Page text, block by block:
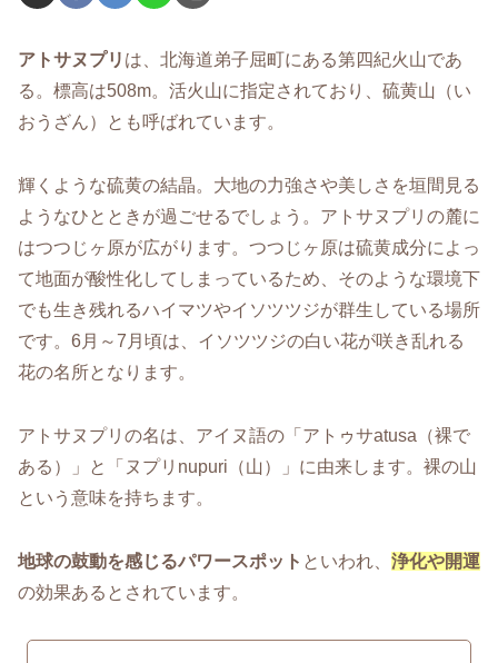
アトサヌプリ は、北海道弟子屈町にある第四紀火山であ
る。標高は508m。活火山に指定されており、硫黄山（い
おうざん）とも呼ばれています。
輝くような硫黄の結晶。大地の力強さや美しさを垣間見る
ようなひとときが過ごせるでしょう。アトサヌプリの麓に
はつつじヶ原が広がります。つつじヶ原は硫黄成分によっ
て地面が酸性化してしまっているため、そのような環境下
でも生き残れるハイマツやイソツツジが群生している場所
です。6月～7月頃は、イソツツジの白い花が咲き乱れる
花の名所となります。
アトサヌプリの名は、アイヌ語の「アトゥサatusa（裸で
ある）」と「ヌプリnupuri（山）」に由来します。裸の山
という意味を持ちます。
地球の鼓動を感じるパワースポット といわれ、 浄化や開運
の効果あるとされています。